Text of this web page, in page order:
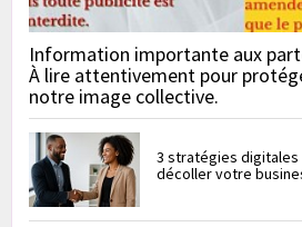
Information importante aux
À lire attentivement pour
notre image collective.
3 stratégies
décoller votre